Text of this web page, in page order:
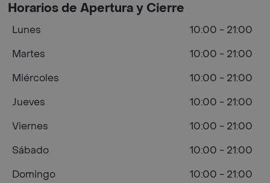
Horarios de Apertura y Cierre
Lunes
10:00 - 21:00
Martes
10:00 - 21:00
Miércoles
10:00 - 21:00
Jueves
10:00 - 21:00
Viernes
10:00 - 21:00
Sábado
10:00 - 21:00
Domingo
10:00 - 21:00